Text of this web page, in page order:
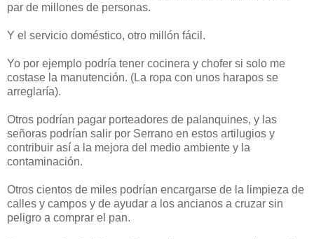
par de millones de personas.
Y el servicio doméstico, otro millón fácil.
Yo por ejemplo podría tener cocinera y chofer si solo me
costase la manutención. (La ropa con unos harapos se
arreglaría).
Otros podrían pagar porteadores de palanquines, y las
señoras podrían salir por Serrano en estos artilugios y
contribuir así a la mejora del medio ambiente y la
contaminación.
Otros cientos de miles podrían encargarse de la limpieza de
calles y campos y de ayudar a los ancianos a cruzar sin
peligro a comprar el pan.